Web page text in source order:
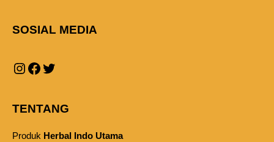
SOSIAL MEDIA
TENTANG
Produk Herbal Indo Utama